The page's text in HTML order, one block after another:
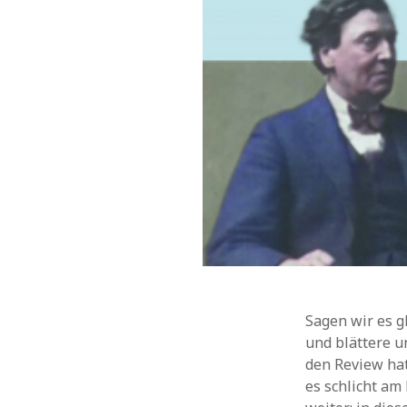
Sagen wir es
und blättere
den Review
es schlicht am